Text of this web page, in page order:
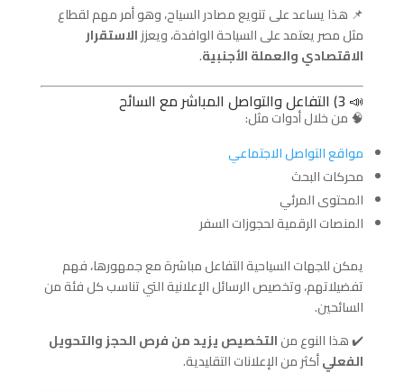
📌 هذا يساعد على تنويع مصادر السياح، وهو أمر مهم لقطاع
مثل مصر يعتمد على السياحة الوافدة، ويعززالاستقرار
الاقتصادي والعملة الأجنبية.
📣 3) التفاعل والتواصل المباشر مع السائح
🧠 من خلال أدوات مثل:
مواقع التواصل الاجتماعي
محركات البحث
المحتوى المرئي
المنصات الرقمية لحجوزات السفر
يمكن للجهات السياحية التفاعل مباشرة مع جمهورها، فهم
تفضيلاتهم، وتخصيص الرسائل الإعلانية التي تناسب كل فئة من
السائحين.
✔️ هذا النوع منالتخصيص يزيد من فرص الحجز والتحويل
الفعليأكثر من الإعلانات التقليدية.